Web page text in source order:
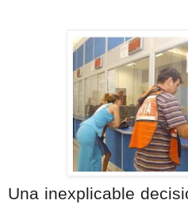
Una inexplicable